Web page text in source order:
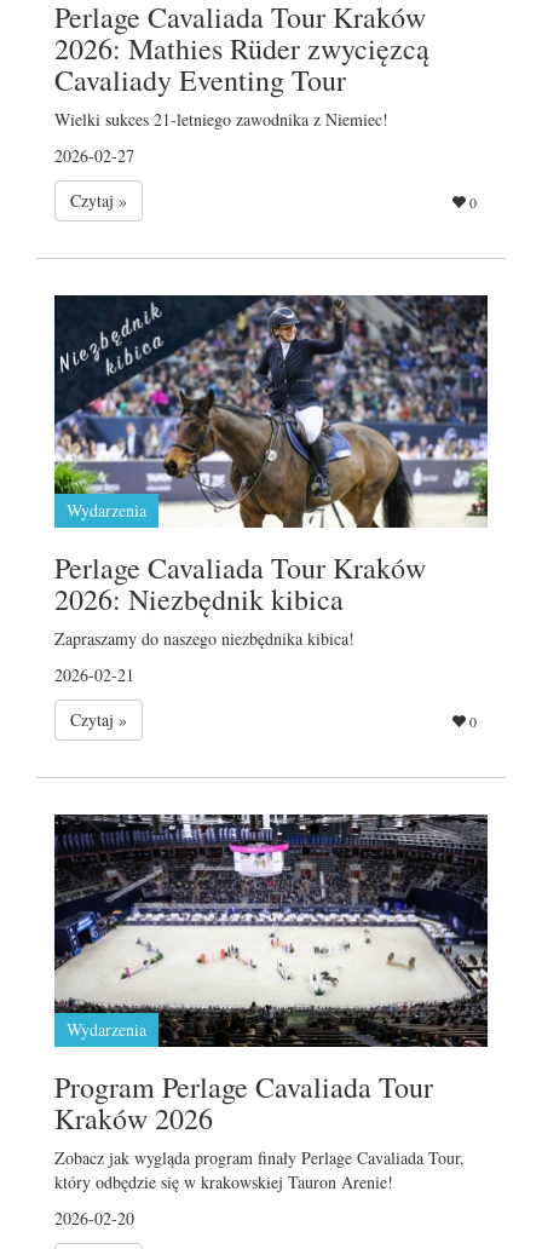
Perlage Cavaliada Tour Kraków
2026: Mathies Rüder zwycięzcą
Cavaliady Eventing Tour
Wielki sukces 21-letniego zawodnika z Niemiec!
2026-02-27
Czytaj »
0
Wydarzenia
Perlage Cavaliada Tour Kraków
2026: Niezbędnik kibica
Zapraszamy do naszego niezbędnika kibica!
2026-02-21
Czytaj »
0
Wydarzenia
Program Perlage Cavaliada Tour
Kraków 2026
Zobacz jak wygląda program finały Perlage Cavaliada Tour,
który odbędzie się w krakowskiej Tauron Arenie!
2026-02-20